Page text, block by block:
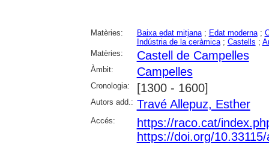
Matèries: Baixa edat mitjana; Edat moderna;
Indústria de la ceràmica; Castells ;
Matèries:
Castell de Campelles
Àmbit: Campelles
Cronologia: [1300 - 1600]
Autors add.: Travé Allepuz, Esther
Accés:
https://raco.cat/
https://doi.org/